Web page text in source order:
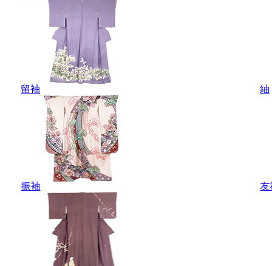
留袖
振袖
紬
友